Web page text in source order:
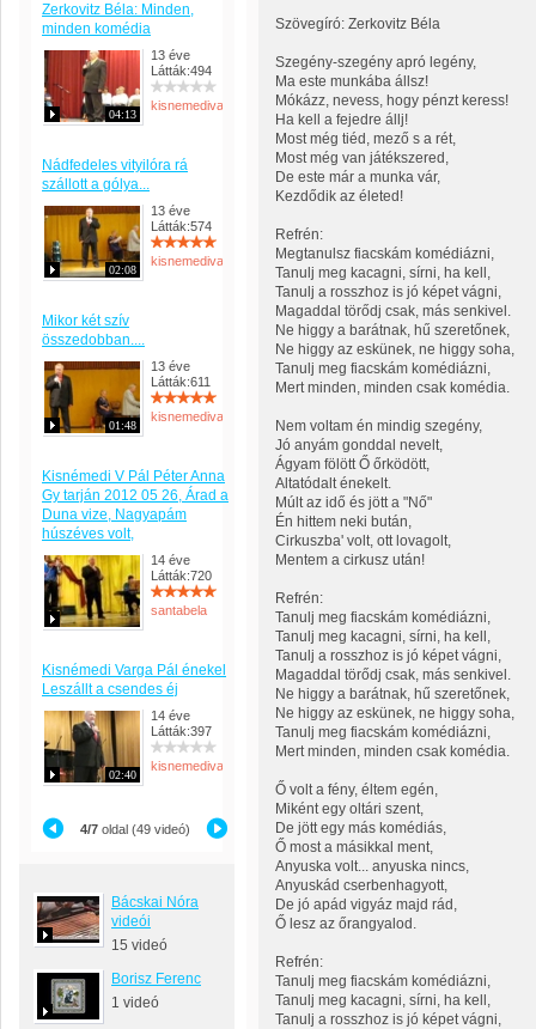
Zerkovitz Béla: Minden,
minden komédia
04:13
13 éve
Látták:494
kisnemedivargapal
Nádfedeles vityilóra rá
szállott a gólya...
02:08
13 éve
Látták:574
kisnemedivargapal
Mikor két szív
összedobban....
01:48
13 éve
Látták:611
kisnemedivargapal
Kisnémedi V Pál Péter Anna
Gy tarján 2012 05 26, Árad a
Duna vize, Nagyapám
húszéves volt,
14 éve
Látták:720
santabela
Kisnémedi Varga Pál énekel
Leszállt a csendes éj
02:40
14 éve
Látták:397
kisnemedivargapal
4/7 oldal (49 videó)
Bácskai Nóra
videói
15 videó
Borisz Ferenc
1 videó
Szövegíró: Zerkovitz Béla
Szegény-szegény apró legény,
Ma este munkába állsz!
Mókázz, nevess, hogy pénzt keress!
Ha kell a fejedre állj!
Most még tiéd, mező s a rét,
Most még van játékszered,
De este már a munka vár,
Kezdődik az életed!
Refrén:
Megtanulsz fiacskám komédiázni,
Tanulj meg kacagni, sírni, ha kell,
Tanulj a rosszhoz is jó képet vágni,
Magaddal törődj csak, más senkivel.
Ne higgy a barátnak, hű szeretőnek,
Ne higgy az eskünek, ne higgy soha,
Tanulj meg fiacskám komédiázni,
Mert minden, minden csak komédia.
Nem voltam én mindig szegény,
Jó anyám gonddal nevelt,
Ágyam fölött Ő őrködött,
Altatódalt énekelt.
Múlt az idő és jött a "Nő"
Én hittem neki bután,
Cirkuszba' volt, ott lovagolt,
Mentem a cirkusz után!
Refrén:
Tanulj meg fiacskám komédiázni,
Tanulj meg kacagni, sírni, ha kell,
Tanulj a rosszhoz is jó képet vágni,
Magaddal törődj csak, más senkivel.
Ne higgy a barátnak, hű szeretőnek,
Ne higgy az eskünek, ne higgy soha,
Tanulj meg fiacskám komédiázni,
Mert minden, minden csak komédia.
Ő volt a fény, éltem egén,
Miként egy oltári szent,
De jött egy más komédiás,
Ő most a másikkal ment,
Anyuska volt... anyuska nincs,
Anyuskád cserbenhagyott,
De jó apád vigyáz majd rád,
Ő lesz az őrangyalod.
Refrén:
Tanulj meg fiacskám komédiázni,
Tanulj meg kacagni, sírni, ha kell,
Tanulj a rosszhoz is jó képet vágni,